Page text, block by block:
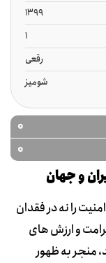
1399
1
رقعی
شومیز
0
0
و جهان
را نه در فقدان
و ارزش های
منجر به ظهور